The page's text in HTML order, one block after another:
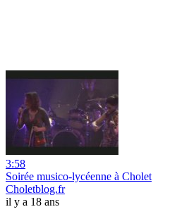
3:58
Soirée musico-lycéenne à Cholet
Choletblog.fr
il y a 18 ans